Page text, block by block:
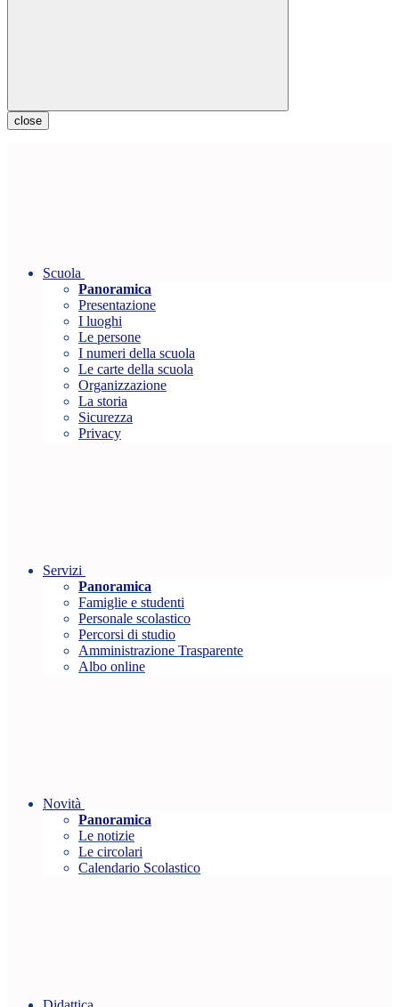
close
Scuola
Panoramica
Presentazione
I luoghi
Le persone
I numeri della scuola
Le carte della scuola
Organizzazione
La storia
Sicurezza
Privacy
Servizi
Panoramica
Famiglie e studenti
Personale scolastico
Percorsi di studio
Amministrazione Trasparente
Albo online
Novità
Panoramica
Le notizie
Le circolari
Calendario Scolastico